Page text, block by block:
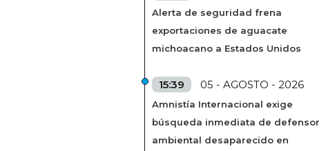
Alerta de seguridad frena
exportaciones de aguacate
michoacano a Estados Unidos
15:39 05 - AGOSTO - 2026
Amnistía Internacional exige
búsqueda inmediata de defensor
ambiental desaparecido en